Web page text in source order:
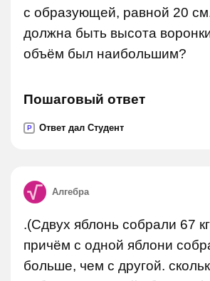
с образующей, равной 20
должна быть высота
объём был наибольшим?
Пошаговый ответ
P Ответ дал Студент
Алгебра
.(Сдвух яблонь собрали 67
причём с одной яблони
больше, чем с другой.